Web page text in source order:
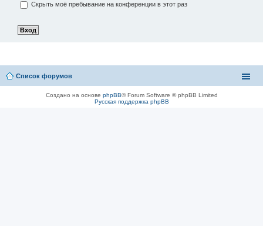
Скрыть моё пребывание на конференции в этот раз
Список форумов
Создано на основе phpBB® Forum Software © phpBB Limited
Русская поддержка phpBB